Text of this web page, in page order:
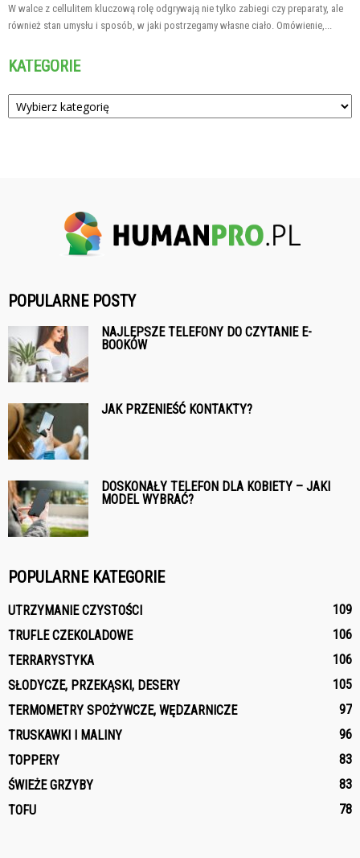
W walce z cellulitem kluczową rolę odgrywają nie tylko zabiegi czy preparaty, ale
również stan umysłu i sposób, w jaki postrzegamy własne ciało. Omówienie,...
KATEGORIE
Kategorie
POPULARNE POSTY
NAJLEPSZE TELEFONY DO CZYTANIE E-
BOOKÓW
JAK PRZENIEŚĆ KONTAKTY?
DOSKONAŁY TELEFON DLA KOBIETY – JAKI
MODEL WYBRAĆ?
POPULARNE KATEGORIE
UTRZYMANIE CZYSTOŚCI
109
TRUFLE CZEKOLADOWE
106
TERRARYSTYKA
106
SŁODYCZE, PRZEKĄSKI, DESERY
105
TERMOMETRY SPOŻYWCZE, WĘDZARNICZE
97
TRUSKAWKI I MALINY
96
TOPPERY
83
ŚWIEŻE GRZYBY
83
TOFU
78